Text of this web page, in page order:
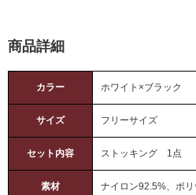
商品詳細
カラー ホワイト×ブラック
サイズ フリーサイズ
セット内容 ストッキング 1点
素材 ナイロン92.5%、ポ